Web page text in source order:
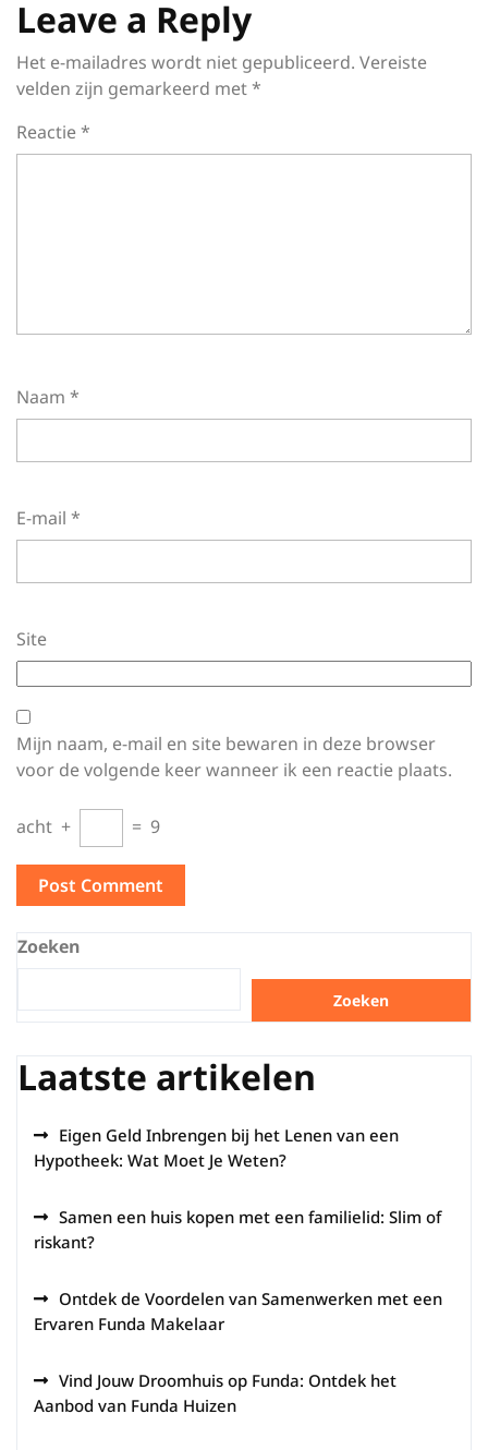
Leave a Reply
Het e-mailadres wordt niet gepubliceerd. Vereiste
velden zijn gemarkeerd met*
Reactie*
Naam *
E-mail *
Site
Mijn naam, e-mail en site bewaren in deze browser
voor de volgende keer wanneer ik een reactie plaats.
acht + = 9
Zoeken
Zoeken
Laatste artikelen
Eigen Geld Inbrengen bij het Lenen van een
Hypotheek: Wat Moet Je Weten?
Samen een huis kopen met een familielid: Slim of
riskant?
Ontdek de Voordelen van Samenwerken met een
Ervaren Funda Makelaar
Vind Jouw Droomhuis op Funda: Ontdek het
Aanbod van Funda Huizen